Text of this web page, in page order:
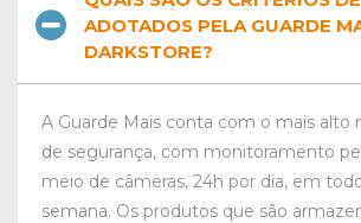
ADOTADOS PELA GUARDE
DARKSTORE?
A Guarde Mais conta com o mais alto
de segurança, com monitoramento
meio de câmeras, 24h por dia, em
semana. Os produtos que são